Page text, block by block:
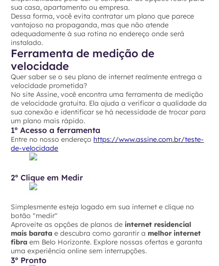
sua casa, apartamento ou empresa.
Dessa forma, você evita contratar um plano que parece
vantajoso na propaganda, mas que não atende
adequadamente à sua rotina no endereço onde será
instalado.
Ferramenta de medição de
velocidade
Quer saber se o seu plano de internet realmente entrega a
velocidade prometida?
No site Assine, você encontra uma ferramenta de medição
de velocidade gratuita. Ela ajuda a verificar a qualidade da
sua conexão e identificar se há necessidade de trocar para
um plano mais rápido.
1º Acesso a ferramenta
Entre no nosso endereço https://www.assine.com.br/teste-
de-velocidade
2º Clique em Medir
Simplesmente esteja logado em sua internet e clique no
botão "medir"
Aproveite as opções de planos de internet residencial
mais barata e descubra como garantir a melhor internet
fibra em Belo Horizonte. Explore nossas ofertas e garanta
uma experiência online sem interrupções.
3º Pronto